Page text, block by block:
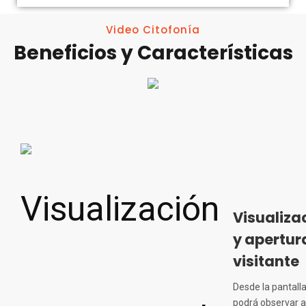
Video Citofonía
Beneficios y Características
y
visitante
Desde la pantalla
podrá observar